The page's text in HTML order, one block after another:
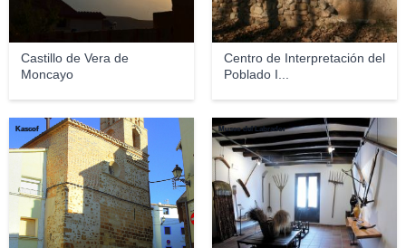
Castillo de Vera de
Moncayo
Centro de Interpretación del
Poblado I...
Kascof Museo del Labrador